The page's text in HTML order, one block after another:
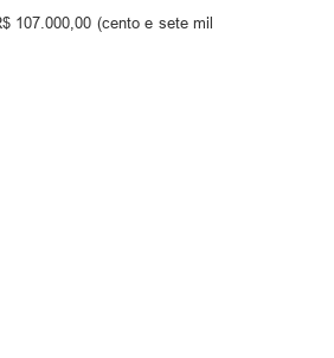
107.000,00 (cento e sete mil